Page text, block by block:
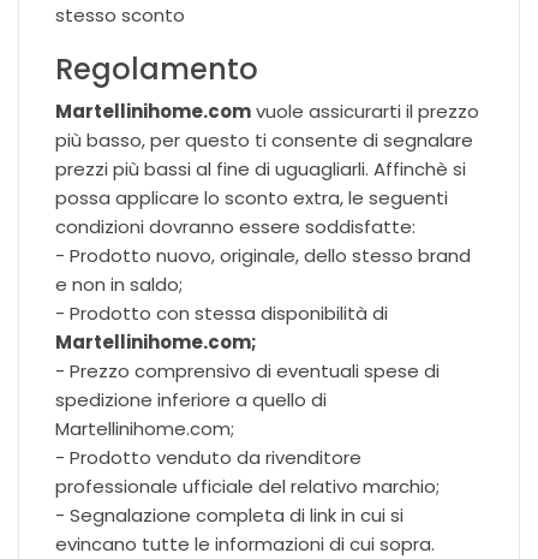
stesso sconto
Regolamento
Martellinihome.comvuole assicurarti il prezzo
più basso, per questo ti consente di segnalare
prezzi più bassi al fine di uguagliarli. Affinchè si
possa applicare lo sconto extra, le seguenti
condizioni dovranno essere soddisfatte:
- Prodotto nuovo, originale, dello stesso brand
e non in saldo;
- Prodotto con stessa disponibilità di
Martellinihome.com;
- Prezzo comprensivo di eventuali spese di
spedizione inferiore a quello di
Martellinihome.com;
- Prodotto venduto da rivenditore
professionale ufficiale del relativo marchio;
- Segnalazione completa di link in cui si
evincano tutte le informazioni di cui sopra.